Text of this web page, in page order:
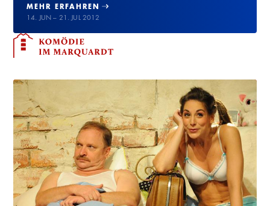
MEHR ERFAHREN
14. JUN – 21. JUL 2012